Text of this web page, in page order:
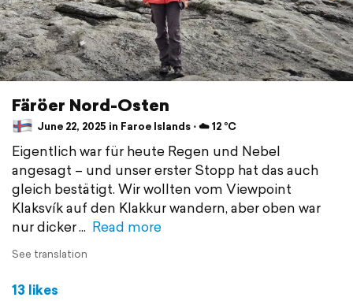
Färöer Nord-Osten
June 22, 2025 in Faroe Islands ⋅ ☁️ 12 °C
Eigentlich war für heute Regen und Nebel
angesagt – und unser erster Stopp hat das auch
gleich bestätigt. Wir wollten vom Viewpoint
Klaksvík auf den Klakkur wandern, aber oben war
nur dicker
Read more
See translation
13 likes